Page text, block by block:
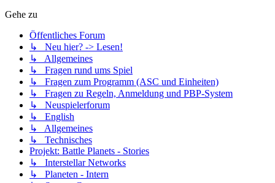
Gehe zu
Öffentliches Forum
↳ Neu hier? -> Lesen!
↳ Allgemeines
↳ Fragen rund ums Spiel
↳ Fragen zum Programm (ASC und Einheiten)
↳ Fragen zu Regeln, Anmeldung und PBP-System
↳ Neuspielerforum
↳ English
↳ Allgemeines
↳ Technisches
Projekt: Battle Planets - Stories
↳ Interstellar Networks
↳ Planeten - Intern